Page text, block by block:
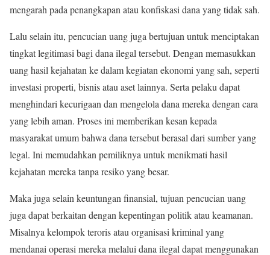
mengarah pada penangkapan atau konfiskasi dana yang tidak sah.
Lalu selain itu, pencucian uang juga bertujuan untuk menciptakan
tingkat legitimasi bagi dana ilegal tersebut. Dengan memasukkan
uang hasil kejahatan ke dalam kegiatan ekonomi yang sah, seperti
investasi properti, bisnis atau aset lainnya. Serta pelaku dapat
menghindari kecurigaan dan mengelola dana mereka dengan cara
yang lebih aman. Proses ini memberikan kesan kepada
masyarakat umum bahwa dana tersebut berasal dari sumber yang
legal. Ini memudahkan pemiliknya untuk menikmati hasil
kejahatan mereka tanpa resiko yang besar.
Maka juga selain keuntungan finansial, tujuan pencucian uang
juga dapat berkaitan dengan kepentingan politik atau keamanan.
Misalnya kelompok teroris atau organisasi kriminal yang
mendanai operasi mereka melalui dana ilegal dapat menggunakan